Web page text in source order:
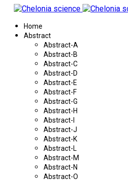
Home
Abstract
Abstract-A
Abstract-B
Abstract-C
Abstract-D
Abstract-E
Abstract-F
Abstract-G
Abstract-H
Abstract-I
Abstract-J
Abstract-K
Abstract-L
Abstract-M
Abstract-N
Abstract-O